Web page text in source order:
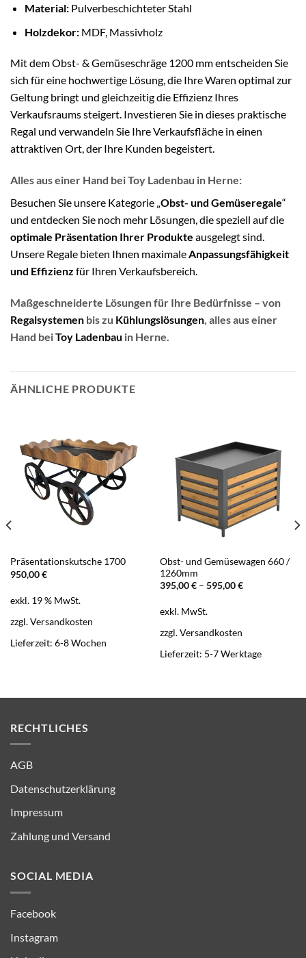
Material:Pulverbeschichteter Stahl
Holzdekor:MDF, Massivholz
Mit dem Obst- & Gemüseschräge 1200 mm entscheiden Sie
sich für eine hochwertige Lösung, die Ihre Waren optimal zur
Geltung bringt und gleichzeitig die Effizienz Ihres
Verkaufsraums steigert. Investieren Sie in dieses praktische
Regal und verwandeln Sie Ihre Verkaufsfläche in einen
attraktiven Ort, der Ihre Kunden begeistert.
Alles aus einer Hand bei Toy Ladenbau in Herne:
Besuchen Sie unsere Kategorie „Obst- und Gemüseregale“
und entdecken Sie noch mehr Lösungen, die speziell auf die
optimale Präsentation Ihrer Produkte ausgelegt sind.
Unsere Regale bieten Ihnen maximaleAnpassungsfähigkeit
und Effizienz für Ihren Verkaufsbereich.
Maßgeschneiderte Lösungen für Ihre Bedürfnisse – von
Regalsystemen bis zu Kühlungslösungen, alles aus einer
Hand beiToy Ladenbau in Herne.
ÄHNLICHE PRODUKTE
Präsentationskutsche 1700
950,00€
exkl. 19 % MwSt.
zzgl.Versandkosten
Lieferzeit: 6-8 Wochen
Obst- und Gemüsewagen 660 /
1260mm
395,00€– 595,00€
exkl. MwSt.
zzgl.Versandkosten
Lieferzeit: 5-7 Werktage
RECHTLICHES
AGB
Datenschutzerklärung
Impressum
Zahlung und Versand
SOCIAL MEDIA
Facebook
Instagram